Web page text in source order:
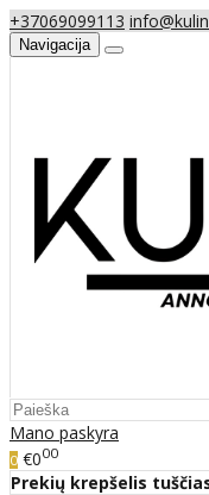
+37069099113
Navigacija
Mano paskyra
0 €000
Prekių krepšelis